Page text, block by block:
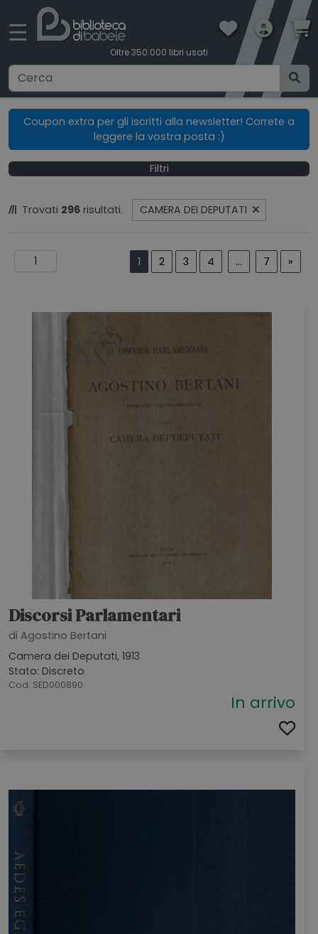
☰
Oltre 350.000 libri usati
Ricerca avanzata
SPEDIZIONI
CHI SIAMO
Coupon extra per gli iscritti alla newsletter! Correte a
leggere la vostra posta :)
Filtri
Trovati 296 risultati. CAMERA DEI DEPUTATI
1 2 3 4 ... 7 »
Discorsi Parlamentari
di Agostino Bertani
Camera dei Deputati, 1913
Stato: Discreto
Cod. SED000890
In arrivo